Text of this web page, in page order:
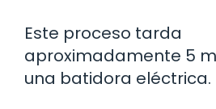
Este proceso tarda
aproximadamente 5
una batidora eléctrica.